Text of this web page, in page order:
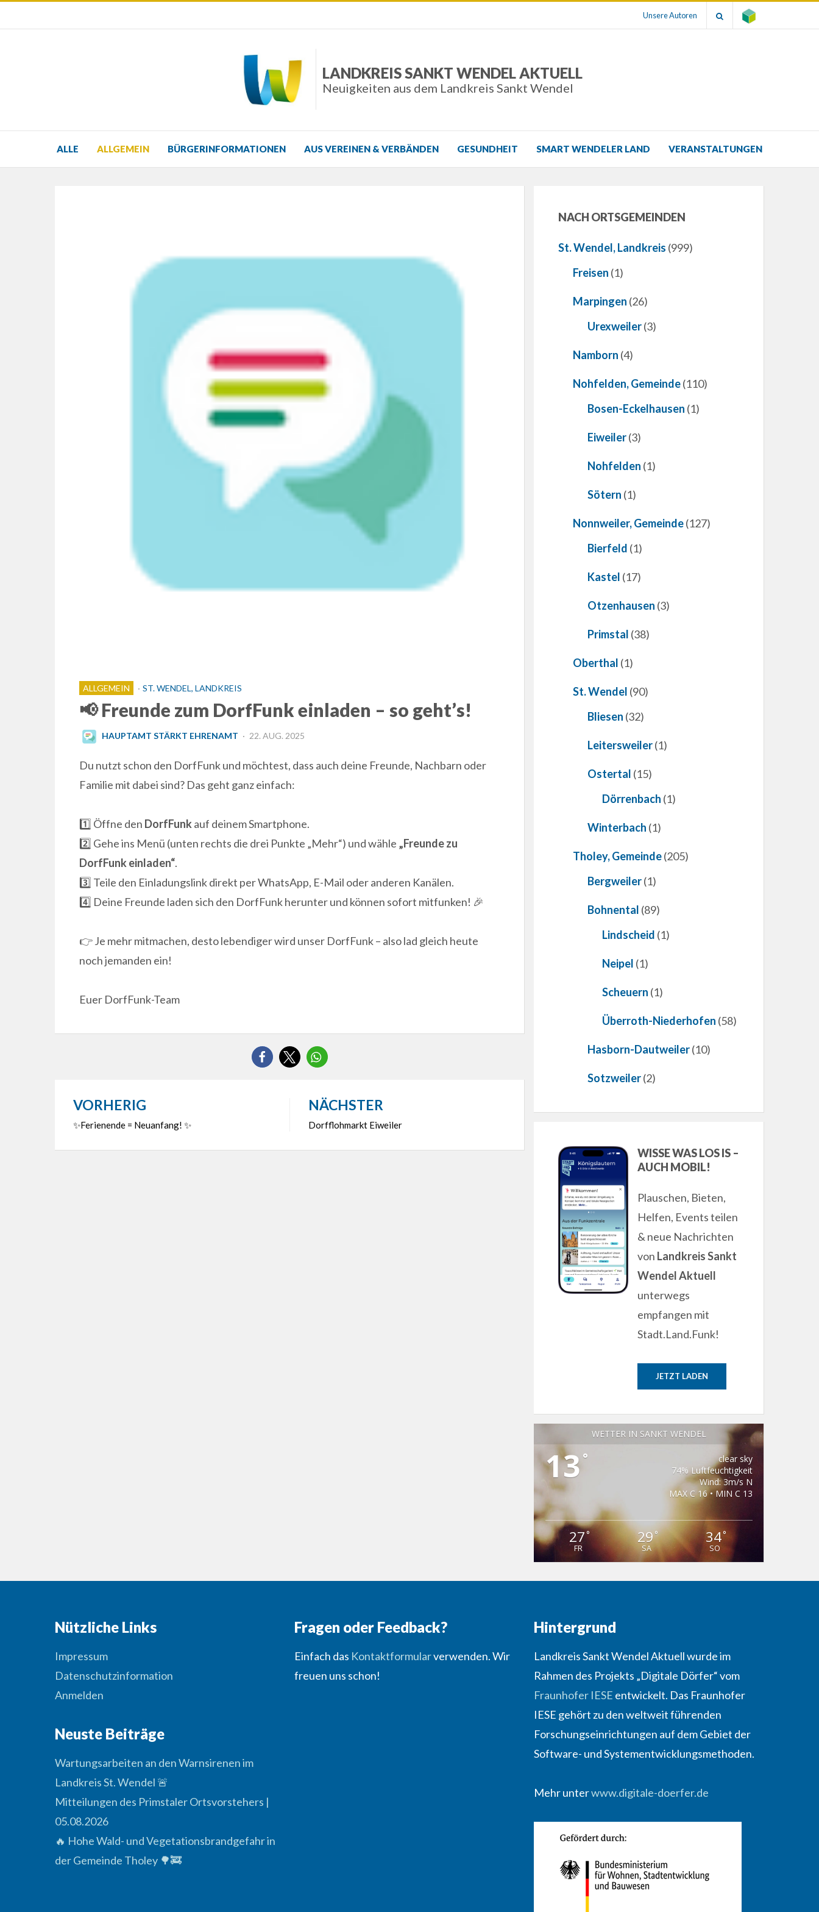
Unsere Autoren
LANDKREIS SANKT WENDEL AKTUELL
Neuigkeiten aus dem Landkreis Sankt Wendel
ALLE ALLGEMEIN BÜRGERINFORMATIONEN AUS VEREINEN & VERBÄNDEN GESUNDHEIT SMART WENDELER LAND VERANSTALTUNGEN
ALLGEMEIN ST. WENDEL, LANDKREIS
📢 Freunde zum DorfFunk einladen – so geht’s!
HAUPTAMT STÄRKT EHRENAMT
POSTED
22. AUG. 2025
Du nutzt schon den DorfFunk und möchtest, dass auch deine Freunde, Nachbarn oder
Familie mit dabei sind? Das geht ganz einfach:
1️⃣ Öffne den DorfFunk auf deinem Smartphone.
2️⃣ Gehe ins Menü (unten rechts die drei Punkte „Mehr“) und wähle „Freunde zu
DorfFunk einladen“.
3️⃣ Teile den Einladungslink direkt per WhatsApp, E-Mail oder anderen Kanälen.
4️⃣ Deine Freunde laden sich den DorfFunk herunter und können sofort mitfunken! 🎉
👉 Je mehr mitmachen, desto lebendiger wird unser DorfFunk – also lad gleich heute
noch jemanden ein!
Euer DorfFunk-Team
Beitragsnavigation
VORHERIG
✨Ferienende = Neuanfang! ✨
NÄCHSTER
Dorfflohmarkt Eiweiler
NACH ORTSGEMEINDEN
St. Wendel, Landkreis (999)
Freisen (1)
Marpingen (26)
Urexweiler(3)
Namborn (4)
Nohfelden, Gemeinde(110)
Bosen-Eckelhausen (1)
Eiweiler(3)
Nohfelden (1)
Sötern (1)
Nonnweiler, Gemeinde(127)
Bierfeld (1)
Kastel (17)
Otzenhausen (3)
Primstal (38)
Oberthal (1)
St. Wendel (90)
Bliesen (32)
Leitersweiler(1)
Ostertal (15)
Dörrenbach (1)
Winterbach (1)
Tholey, Gemeinde(205)
Bergweiler(1)
Bohnental (89)
Lindscheid (1)
Neipel (1)
Scheuern (1)
Überroth-Niederhofen (58)
Hasborn-Dautweiler(10)
Sotzweiler(2)
WISSE WAS LOS IS –
AUCH MOBIL!
Plauschen, Bieten,
Helfen, Events teilen
& neue Nachrichten
von Landkreis Sankt
Wendel Aktuell
unterwegs
empfangen mit
Stadt.Land.Funk!
JETZT LADEN
WETTER IN SANKT WENDEL
13 °
clear sky
74% Luftfeuchtigkeit
Wind: 3m/s N
MAX C 16 • MIN C 13
27°
FR
29°
SA
34°
SO
Nützliche Links
Impressum
Datenschutzinformation
Anmelden
Neuste Beiträge
Wartungsarbeiten an den Warnsirenen im
Landkreis St. Wendel 🚨
Mitteilungen des Primstaler Ortsvorstehers |
05.08.2026
🔥 Hohe Wald- und Vegetationsbrandgefahr in
der Gemeinde Tholey 🌳🚒
Fragen oder Feedback?
Einfach das Kontaktformularverwenden. Wir
freuen uns schon!
Hintergrund
Landkreis Sankt Wendel Aktuell wurde im
Rahmen des Projekts „Digitale Dörfer“ vom
Fraunhofer IESE entwickelt. Das Fraunhofer
IESE gehört zu den weltweit führenden
Forschungseinrichtungen auf dem Gebiet der
Software- und Systementwicklungsmethoden.
Mehr unterwww.digitale-doerfer.de